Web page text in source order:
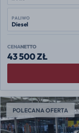
PALIWO
Diesel
CENANETTO
43 500 ZŁ
POLECANA OFERTA